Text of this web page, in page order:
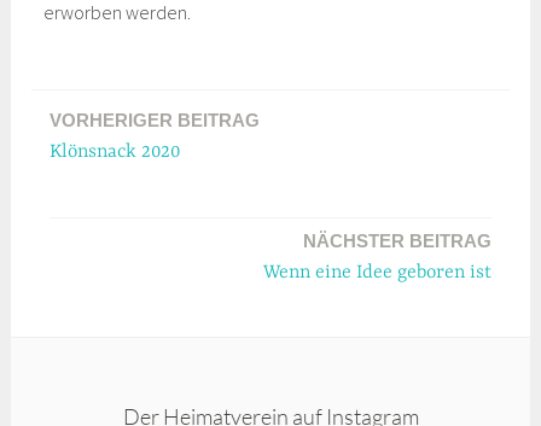
erworben werden.
Beitragsnavigation
VORHERIGER BEITRAG
Klönsnack 2020
NÄCHSTER BEITRAG
Wenn eine Idee geboren ist
Der Heimatverein auf Instagram